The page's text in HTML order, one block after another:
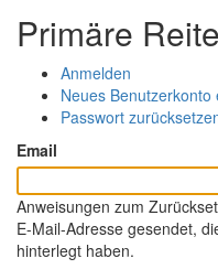
Primäre
Anmelden
Neues Benutzerkonto
Passwort
Email
Anweisungen zum
E-Mail-Adresse gesendet,
hinterlegt haben.